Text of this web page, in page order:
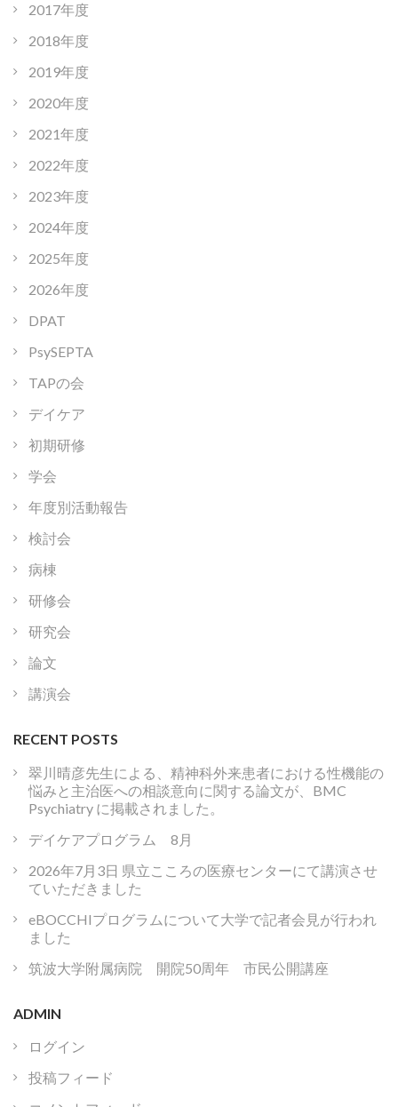
2017年度
2018年度
2019年度
2020年度
2021年度
2022年度
2023年度
2024年度
2025年度
2026年度
DPAT
PsySEPTA
TAPの会
デイケア
初期研修
学会
年度別活動報告
検討会
病棟
研修会
研究会
論文
講演会
RECENT POSTS
翠川晴彦先生による、精神科外来患者における性機能の
悩みと主治医への相談意向に関する論文が、BMC
Psychiatry に掲載されました。
デイケアプログラム 8月
2026年7月3日 県立こころの医療センターにて講演させ
ていただきました
eBOCCHIプログラムについて大学で記者会見が行われ
ました
筑波大学附属病院 開院50周年 市民公開講座
ADMIN
ログイン
投稿フィード